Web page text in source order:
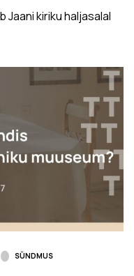
kiriku haljasalal
SÜNDMUS